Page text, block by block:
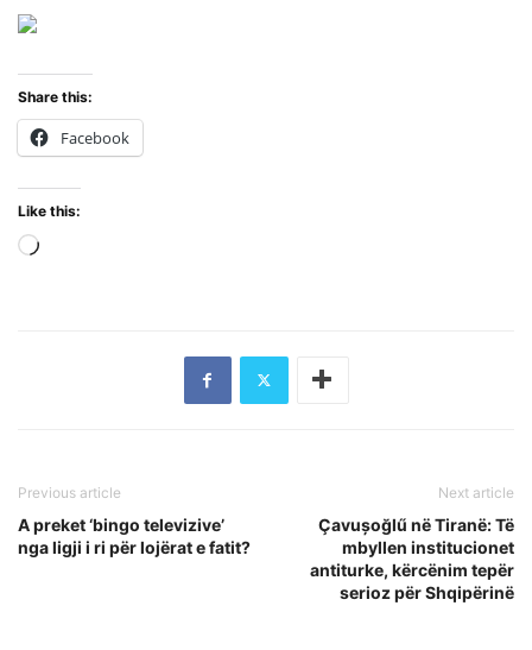
Share this:
Facebook
Like this:
Previous article
A preket ‘bingo televizive’
nga ligji i ri për lojërat e fatit?
Next article
Çavușoğlű në Tiranë: Të
mbyllen institucionet
antiturke, kërcënim tepër
serioz për Shqipërinë